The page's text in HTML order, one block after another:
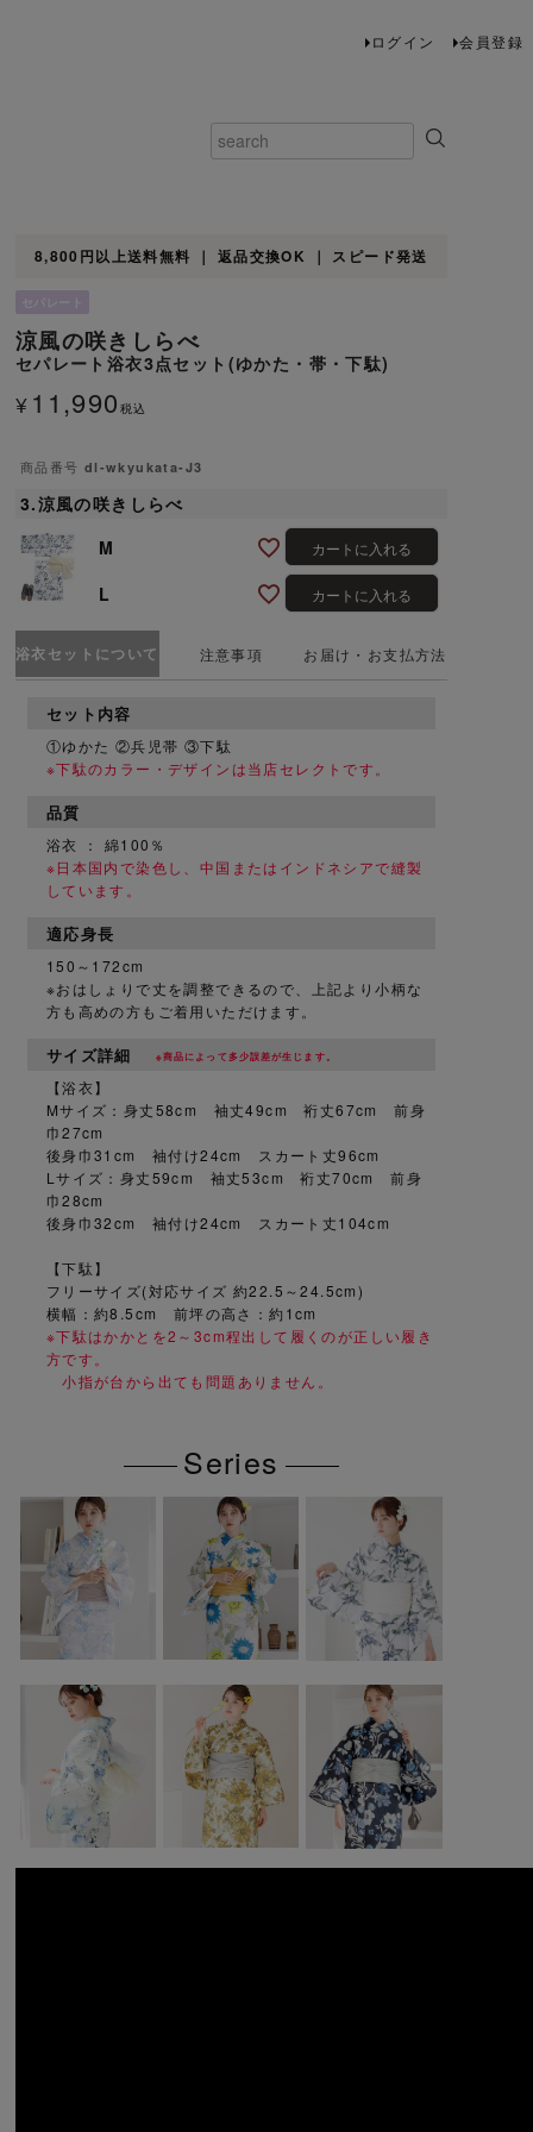
ログイン 会員登録
8,800円以上送料無料 ｜ 返品交換OK ｜ スピード発送
セパレート
セパレート浴衣3点セット(ゆかた・帯・下駄)
涼風の咲きしらべ
¥ 11,990 税込
商品番号 dl-wkyukata-J3
3.涼風の咲きしらべ
M
カートに入れる
L カートに入れる
浴衣セットについて 注意事項 お届け・お支払方法
セット内容
①ゆかた ②兵児帯 ③下駄
※下駄のカラー・デザインは当店セレクトです。
品質
浴衣 ： 綿100％
※日本国内で染色し、中国またはインドネシアで縫製
しています。
適応身長
150～172cm
※おはしょりで丈を調整できるので、上記より小柄な
方も高めの方もご着用いただけます。
サイズ詳細 ※商品によって多少誤差が生じます。
【浴衣】
Mサイズ：身丈58cm 袖丈49cm 裄丈67cm 前身
巾27cm
後身巾31cm 袖付け24cm スカート丈96cm
Lサイズ：身丈59cm 袖丈53cm 裄丈70cm 前身
巾28cm
後身巾32cm 袖付け24cm スカート丈104cm
【下駄】
フリーサイズ(対応サイズ 約22.5～24.5cm)
横幅：約8.5cm 前坪の高さ：約1cm
※下駄はかかとを2～3cm程出して履くのが正しい履き
方です。
小指が台から出ても問題ありません。
Series